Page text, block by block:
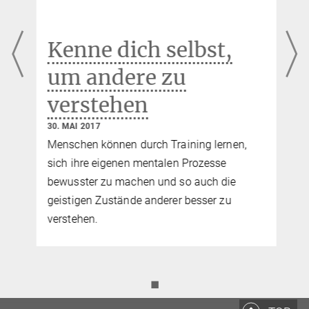
Kenne dich selbst,
um andere zu
verstehen
30. MAI 2017
Menschen können durch Training lernen,
sich ihre eigenen mentalen Prozesse
bewusster zu machen und so auch die
geistigen Zustände anderer besser zu
verstehen.
◼